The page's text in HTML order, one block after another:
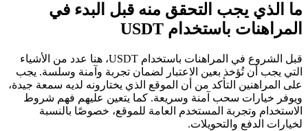
ما الذي يجب التحقق منه قبل البدء في
المراهنات باستخدام USDT
قبل الشروع في المراهنات باستخدام USDT، هنا عدد من الأشياء
التي يجب أن تُؤخذ بعين الاعتبار لضمان تجربة وآمنة وسلسة. يجب
على المراهنين التأكد من أن الموقع الذي يختارونه لديه سمعة جيدة،
ويوفر خيارات سحب آمنة وسريعة. كما يتعين عليهم فهم شروط
الاستخدام وتجربة المستخدم العامة للموقع، خصوصًا بالنسبة
لخيارات الدفع والتحويلات.